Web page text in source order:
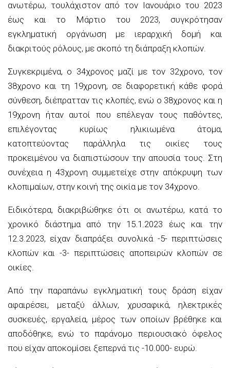
ανωτέρω, τουλάχιστον από τον Ιανουάριο του 2023
έως και το Μάρτιο του 2023, συγκρότησαν
εγκληματική οργάνωση με ιεραρχική δομή και
διακριτούς ρόλους, με σκοπό τη διάπραξη κλοπών.
Συγκεκριμένα, ο 34χρονος μαζί με τον 32χρονο, τον
38χρονο και τη 19χρονη, σε διαφορετική κάθε φορά
σύνθεση, διέπρατταν τις κλοπές, ενώ ο 38χρονος και η
19χρονη ήταν αυτοί που επέλεγαν τους παθόντες,
επιλέγοντας κυρίως ηλικιωμένα άτομα,
κατοπτεύοντας παράλληλα τις οικίες τους
προκειμένου να διαπιστώσουν την απουσία τους. Στη
συνέχεια η 43χρονη συμμετείχε στην απόκρυψη των
κλοπιμαίων, στην κοινή της οικία με τον 34χρονο.
Ειδικότερα, διακριβώθηκε ότι οι ανωτέρω, κατά το
χρονικό διάστημα από την 15.1.2023 έως και την
12.3.2023, είχαν διαπράξει συνολικά -5- περιπτώσεις
κλοπών και -3- περιπτώσεις αποπειρών κλοπών σε
οικίες.
Από την παραπάνω εγκληματική τους δράση είχαν
αφαιρέσει, μεταξύ άλλων, χρυσαφικά, ηλεκτρικές
συσκευές, εργαλεία, μέρος των οποίων βρέθηκε και
αποδόθηκε, ενώ το παράνομο περιουσιακό όφελος
που είχαν αποκομίσει ξεπερνά τις -10.000- ευρώ.